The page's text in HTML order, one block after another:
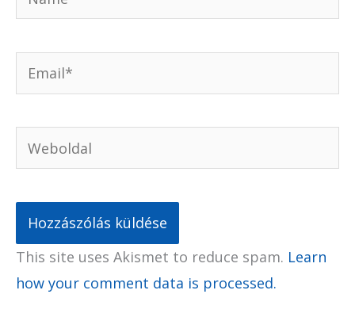
Email*
Weboldal
This site uses Akismet to reduce spam. Learn
how your comment data is processed.